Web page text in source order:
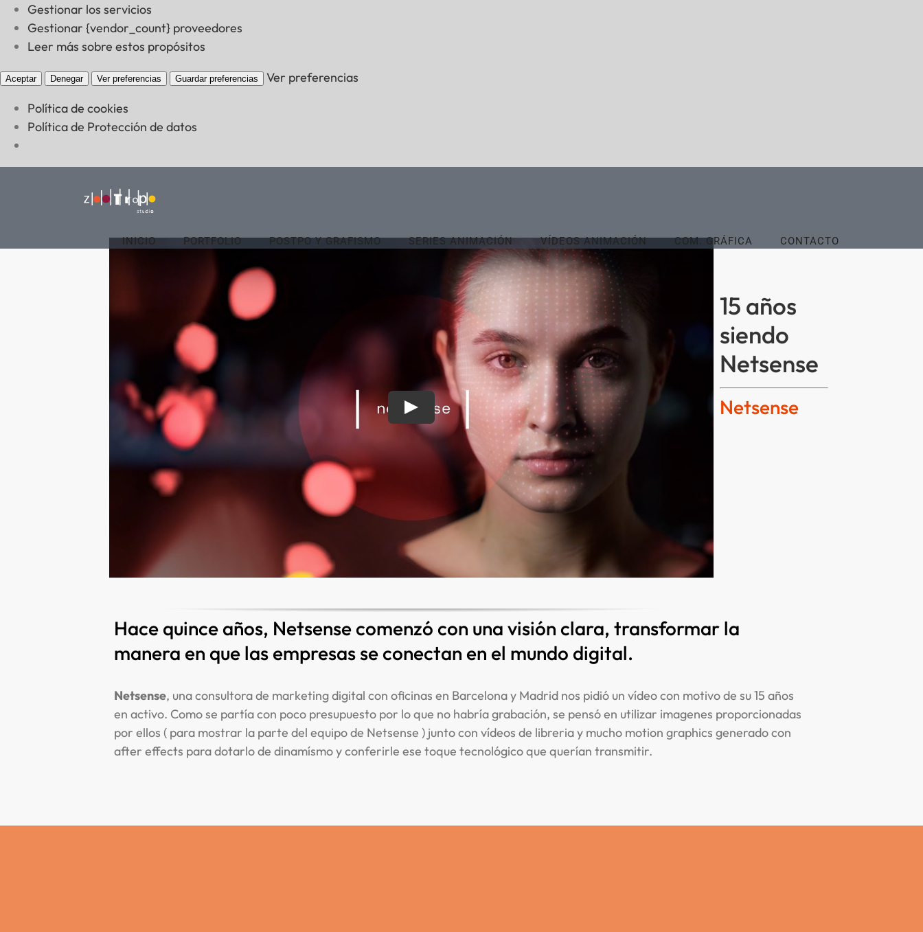
Gestionar los servicios
Gestionar {vendor_count} proveedores
Leer más sobre estos propósitos
Aceptar Denegar Ver preferencias Guardar preferencias
Ver preferencias
Política de cookies
Política de Protección de datos
INICIO PORTFOLIO POSTPO Y GRAFISMO SERIES ANIMACIÓN VÍDEOS ANIMACIÓN COM. GRÁFICA CONTACTO
15 años
siendo
Netsense
Netsense
Hace quince años, Netsense comenzó con una visión clara, transformar la
manera en que las empresas se conectan en el mundo digital.
Netsense, una consultora de marketing digital con oficinas en Barcelona y Madrid nos pidió un vídeo con motivo de su 15 años
en activo. Como se partía con poco presupuesto por lo que no habría grabación, se pensó en utilizar imagenes proporcionadas
por ellos ( para mostrar la parte del equipo de Netsense ) junto con vídeos de libreria y mucho motion graphics generado con
after effects para dotarlo de dinamísmo y conferirle ese toque tecnológico que querían transmitir.